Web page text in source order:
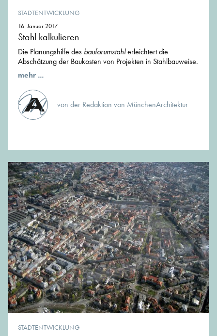
STADTENTWICKLUNG
16. Januar 2017
Stahl kalkulieren
Die Planungshilfe des bauforumstahlerleichtert die
Abschätzung der Baukosten von Projekten in Stahlbauweise.
mehr ...
von der Redaktion von MünchenArchitektur
STADTENTWICKLUNG